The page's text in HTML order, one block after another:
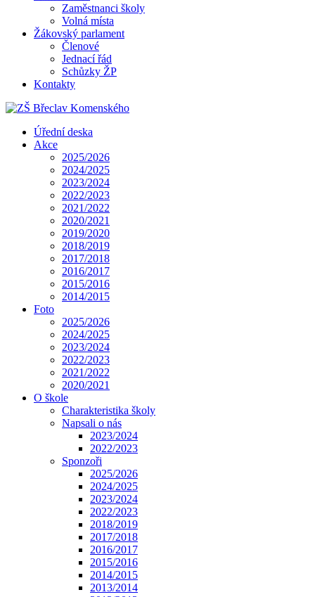
Zaměstnanci školy
Volná místa
Žákovský parlament
Členové
Jednací řád
Schůzky ŽP
Kontakty
Úřední deska
Akce
2025/2026
2024/2025
2023/2024
2022/2023
2021/2022
2020/2021
2019/2020
2018/2019
2017/2018
2016/2017
2015/2016
2014/2015
Foto
2025/2026
2024/2025
2023/2024
2022/2023
2021/2022
2020/2021
O škole
Charakteristika školy
Napsali o nás
2023/2024
2022/2023
Sponzoři
2025/2026
2024/2025
2023/2024
2022/2023
2018/2019
2017/2018
2016/2017
2015/2016
2014/2015
2013/2014